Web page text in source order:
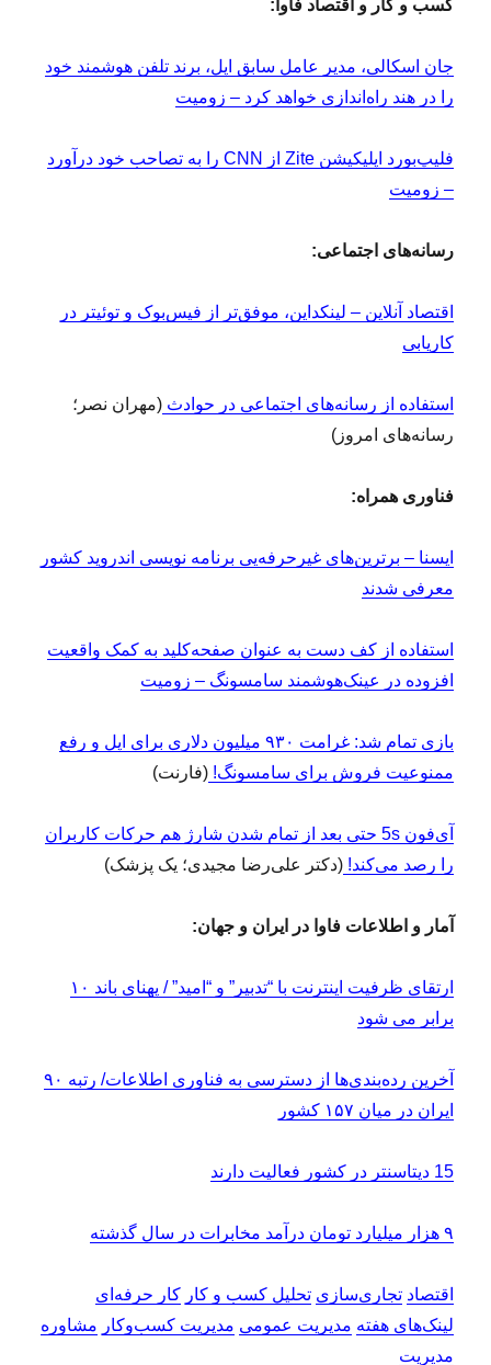
کسب و کار و اقتصاد فاوا:
جان اسکالی، مدیر عامل سابق اپل، برند تلفن هوشمند خود
را در هند راه‌اندازی خواهد کرد – زومیت
فلیپ‌بورد اپلیکیشن Zite از CNN را به تصاحب خود درآورد
– زومیت
رسانه‌های اجتماعی:
اقتصاد آنلاین – لینکداین، موفق‌تر از فیس‌بوک و توئیتر در
کاریابی
استفاده از رسانه‌های اجتماعی در حوادث(مهران نصر؛
رسانه‌های امروز)
فناوری همراه:
ایسنا – برترین‌های غیرحرفه‌یی برنامه نویسی اندروید کشور
معرفی شدند
استفاده از کف دست به عنوان صفحه‌کلید به کمک واقعیت
افزوده در عینک‌هوشمند سامسونگ – زومیت
بازی تمام شد: غرامت ۹۳۰ میلیون دلاری برای اپل و رفع
ممنوعیت فروش برای سامسونگ!(فارنت)
آی‌فون 5s حتی بعد از تمام شدن شارژ هم حرکات کاربران
را رصد می‌کند!(دکتر علی‌رضا مجیدی؛ یک پزشک)
آمار و اطلاعات فاوا در ایران و جهان:
ارتقای ظرفیت اینترنت با “تدبیر” و “امید” / پهنای باند ۱۰
برابر می شود
آخرین رده‌بندی‌ها از دسترسی به فناوری اطلاعات/ رتبه ۹۰
ایران در میان ۱۵۷ کشور
15 دیتاسنتر در کشور فعالیت دارند
۹ هزار میلیارد تومان درآمد مخابرات در سال گذشته
اقتصاد تجاری‌سازی تحلیل کسب و کار کار حرفه‌ای
لینک‌های هفته مدیریت عمومی مدیریت کسب‌و‌کار مشاوره
مدیریت